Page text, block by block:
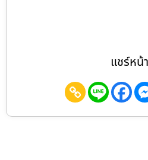
แชร์หน้